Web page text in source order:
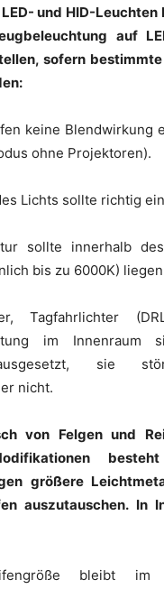
und HID-Leuchten
auf
sofern
keine Blendwirkung
ohne Projektoren).
Lichts sollte richtig
sollte innerhalb
bis zu 6000K)
Tagfahrlichter
im Innenraum
sie
nicht.
von Felgen und
größere
auszutauschen. In
bleibt im